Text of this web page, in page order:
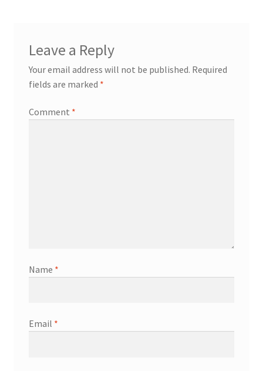
Leave a Reply
Your email address will not be published. Required
fields are marked *
Comment *
Name *
Email *